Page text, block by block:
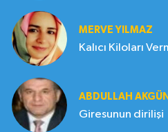
MERVE YILMAZ
Kalıcı Kiloları
ABDULLAH AKGÜN
Giresunun dirilişi